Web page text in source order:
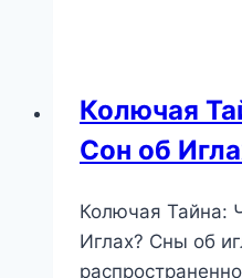
в
Колючая
Сон об
Колючая Тайна:
Иглах? Сны об